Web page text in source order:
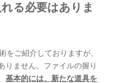
る必要はありま
をご紹介しておりますが、
りません。ファイルの握り
基本的には、新たな道具を